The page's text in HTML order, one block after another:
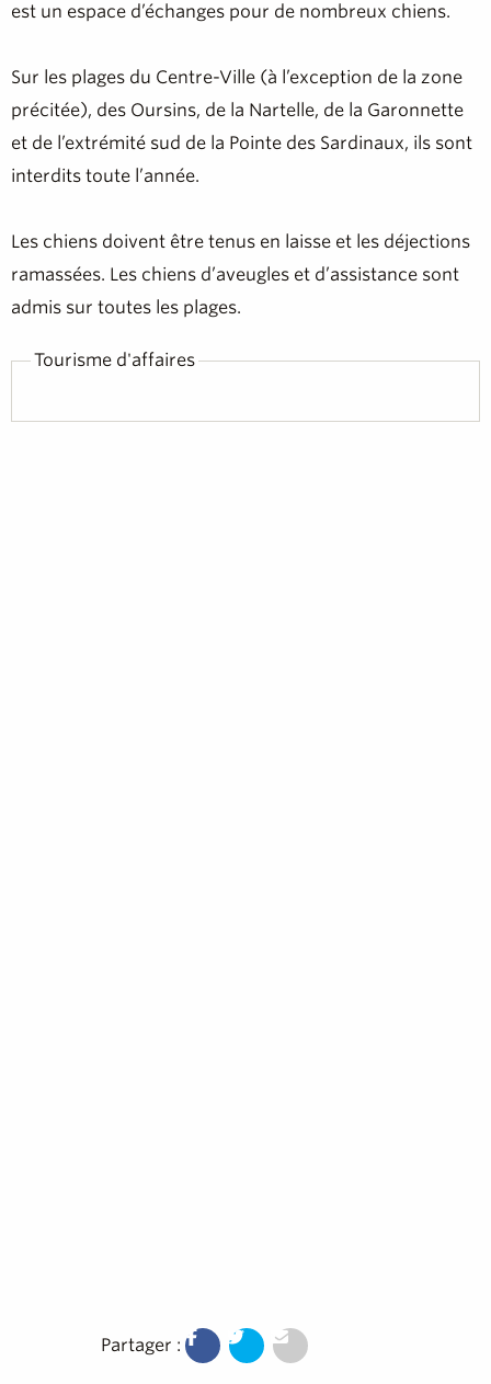
est un espace d’échanges pour de nombreux chiens.
Sur les plages du Centre-Ville (à l’exception de la zone
précitée), des Oursins, de la Nartelle, de la Garonnette
et de l’extrémité sud de la Pointe des Sardinaux, ils sont
interdits toute l’année.
Les chiens doivent être tenus en laisse et les déjections
ramassées. Les chiens d’aveugles et d’assistance sont
admis sur toutes les plages.
Tourisme d'affaires
Partager :